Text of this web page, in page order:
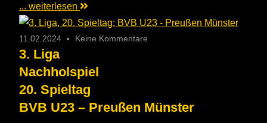
... weiterlesen
11.02.2024 Keine Kommentare
3. Liga
Nachholspiel
20. Spieltag
BVB U23 – Preußen Münster